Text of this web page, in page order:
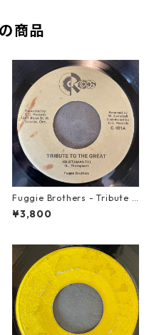
商品
Fuggie Brothers - Tribute T
o The Great【7-21765】
¥3,800